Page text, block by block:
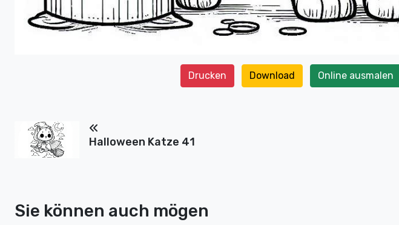
Drucken Download Online ausmalen
Halloween Katze 41
Sie können auch mögen